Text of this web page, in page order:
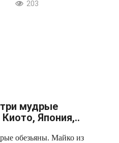
203
мудрые
Япония,..
обезьяны. Майко из